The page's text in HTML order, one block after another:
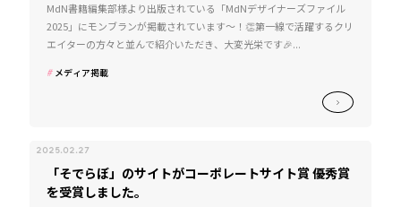
MdN書籍編集部様より出版されている「MdNデザイナーズファイル
2025」にモンブランが掲載されています～！👏第一線で活躍するクリ
エイターの方々と並んで紹介いただき、大変光栄です🎉...
メディア掲載
2025.02.27
「そでらぼ」のサイトがコーポレートサイト賞 優秀賞
を受賞しました。